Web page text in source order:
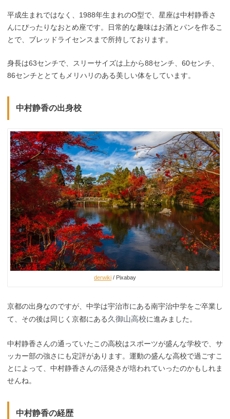
平成生まれではなく、1988年生まれのO型で、星座は中村静香さ
んにぴったりなおとめ座です。日常的な趣味はお酒とパンを作るこ
とで、ブレッドライセンスまで所持しております。
身長は63センチで、スリーサイズは上から88センチ、60センチ、
86センチととてもメリハリのある美しい体をしています。
中村静香の出身校
derwiki / Pixabay
京都の出身なのですが、中学は宇治市にある南宇治中学をご卒業し
て、その後は同じく京都にある久御山高校に進みました。
中村静香さんの通っていたこの高校はスポーツが盛んな学校で、サ
ッカー部の強さにも定評があります。運動の盛んな高校で過ごすこ
とによって、中村静香さんの活発さが培われていったのかもしれま
せんね。
中村静香の経歴